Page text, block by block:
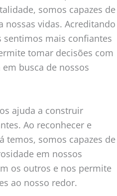
somos capazes de
nossas vidas. Acreditando
mais confiantes
tomar decisões com
busca de nossos
ajuda a construir
Ao reconhecer e
temos, somos capazes de
em nossos
os outros e nos permite
ao nosso redor.